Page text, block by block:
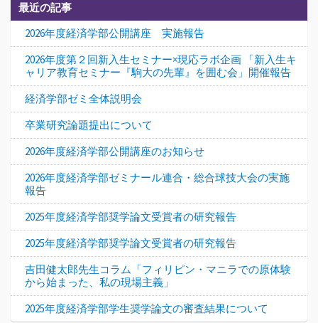
最近の記事
2026年度経済学部公開講座 実施報告
2026年度第２回新入生セミナー×現応ラボ企画 「新入生キ
ャリア教育セミナー『駒大の先輩』を囲む会」開催報告
経済学部ゼミ全体説明会
卒業研究論題提出について
2026年度経済学部公開講座のお知らせ
2026年度経済学部ゼミナール連合・総合球技大会の実施
報告
2025年度経済学部奨学論文受賞者の研究報告
2025年度経済学部奨学論文受賞者の研究報告
吉田健太郎先生コラム「フィリピン・マニラでの原体験
から始まった、私の現場主義」
2025年度経済学部学生奨学論文の審査結果について